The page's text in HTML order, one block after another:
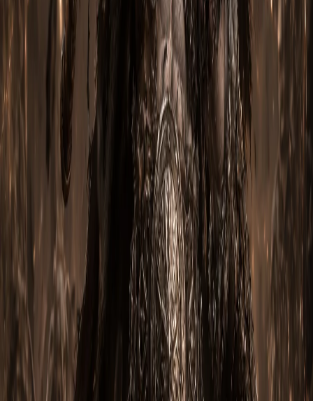
Плечи:
Привилегия Борна
Грудь:
Бесконечный простор Инны
Голова:
Сияние Инны
Амулет:
Дух времени
Наручи:
Наручи силача
Грозовой щит
Кольцо 1:
Перстень-око
Кольцо 2:
Кольцо королевской роскоши
Призрачные башмаки
Выпад капитана Кримсона
Шелковый кушак капитана Кримсона
4. Легендарные самоцветы
Легендарные самоцвет 1:
Гогок стремительности
Легендарные самоцвет 2:
Сияние льда
Легендарные самоцвет 3:
Самоцвет действенного токсина